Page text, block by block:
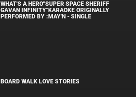
WHAT'S A HERO"SUPER SPACE SHERIFF
GAVAN INFINITY"KARAOKE ORIGINALLY
PERFORMED BY :MAY'N - SINGLE
BOARD WALK LOVE STORIES